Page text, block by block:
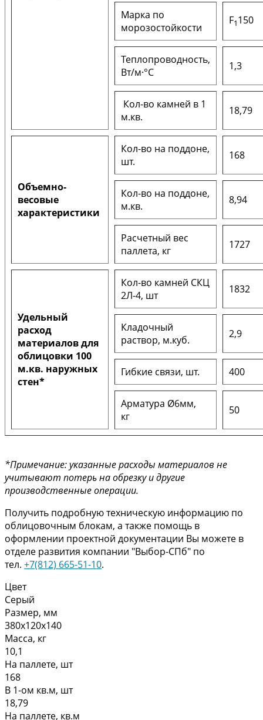
Марка по
морозостойкости
F1150
Теплопроводность,
Вт/м·°С
1,3
Кол-во камней в 1
м.кв.
18,79
Объемно-
весовые
характеристики
Кол-во на поддоне,
шт.
168
Кол-во на поддоне,
м.кв.
8,94
Расчетный вес
паллета, кг
1727
Удельный
расход
материалов для
облицовки 100
м.кв. наружных
стен*
Кол-во камней СКЦ
2Л-4, шт
1832
Кладочный
раствор, м.куб.
2,9
Гибкие связи, шт. 400
Арматура Ø6мм,
кг
50
*Примечание: указанные расходы материалов не
учитывают потерь на обрезку и другие
производственные операции.
Получить подробную техническую информацию по
облицовочным блокам, а также помощь в
оформлении проектной документации Вы можете в
отделе развития компании "Выбор-СПб" по
тел. +7(812) 665-51-10.
Цвет
Серый
Размер, мм
380х120х140
Масса, кг
10,1
На паллете, шт
168
В 1-ом кв.м, шт
18,79
На паллете, кв.м